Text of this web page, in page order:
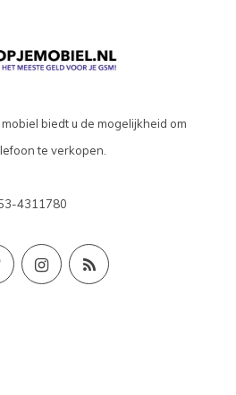
biedt u de mogelijkheid om
te verkopen.
4311780